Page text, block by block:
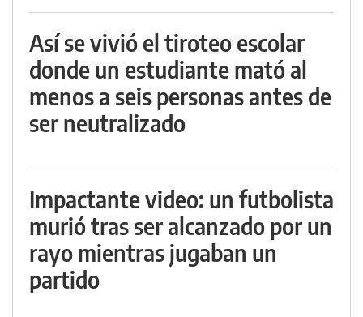
Así se vivió el tiroteo escolar
donde un estudiante mató al
menos a seis personas antes de
ser neutralizado
Impactante video: un futbolista
murió tras ser alcanzado por un
rayo mientras jugaban un
partido